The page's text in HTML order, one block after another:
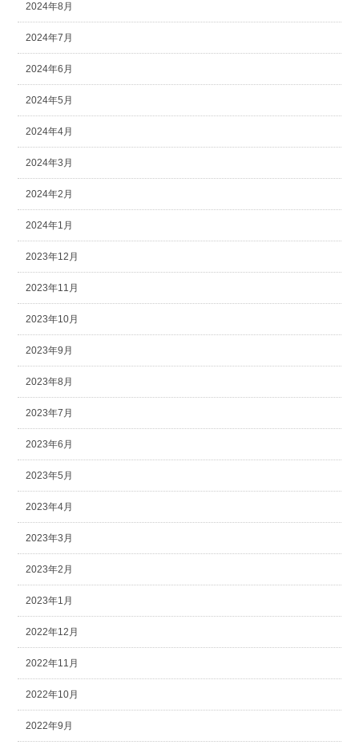
2024年8月
2024年7月
2024年6月
2024年5月
2024年4月
2024年3月
2024年2月
2024年1月
2023年12月
2023年11月
2023年10月
2023年9月
2023年8月
2023年7月
2023年6月
2023年5月
2023年4月
2023年3月
2023年2月
2023年1月
2022年12月
2022年11月
2022年10月
2022年9月